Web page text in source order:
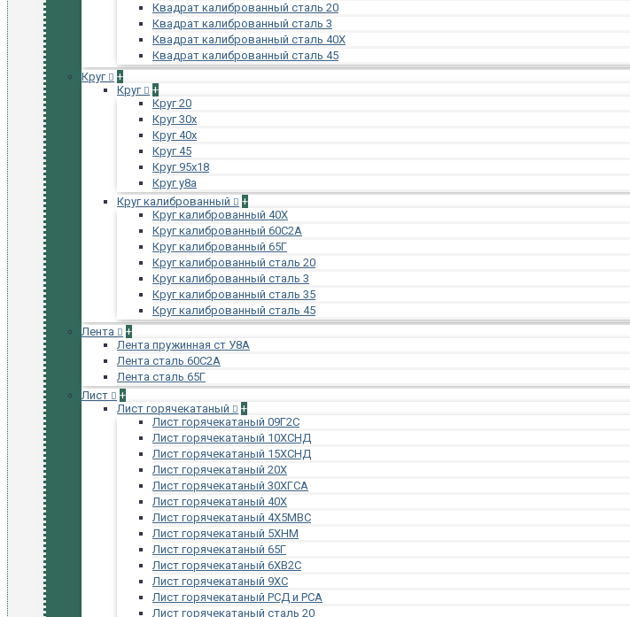
Квадрат калиброванный сталь 20
Квадрат калиброванный сталь 3
Квадрат калиброванный сталь 40Х
Квадрат калиброванный сталь 45
Круг
+
Круг
+
Круг 20
Круг 30х
Круг 40х
Круг 45
Круг 95х18
Круг у8а
Круг калиброванный
+
Круг калиброванный 40Х
Круг калиброванный 60С2А
Круг калиброванный 65Г
Круг калиброванный сталь 20
Круг калиброванный сталь 3
Круг калиброванный сталь 35
Круг калиброванный сталь 45
Лента
+
Лента пружинная ст У8А
Лента сталь 60С2А
Лента сталь 65Г
Лист
+
Лист горячекатаный
+
Лист горячекатаный 09Г2С
Лист горячекатаный 10ХСНД
Лист горячекатаный 15ХСНД
Лист горячекатаный 20Х
Лист горячекатаный 30ХГСА
Лист горячекатаный 40Х
Лист горячекатаный 4Х5МВС
Лист горячекатаный 5ХНМ
Лист горячекатаный 65Г
Лист горячекатаный 6ХВ2С
Лист горячекатаный 9ХС
Лист горячекатаный РСД и РСА
Лист горячекатаный сталь 20